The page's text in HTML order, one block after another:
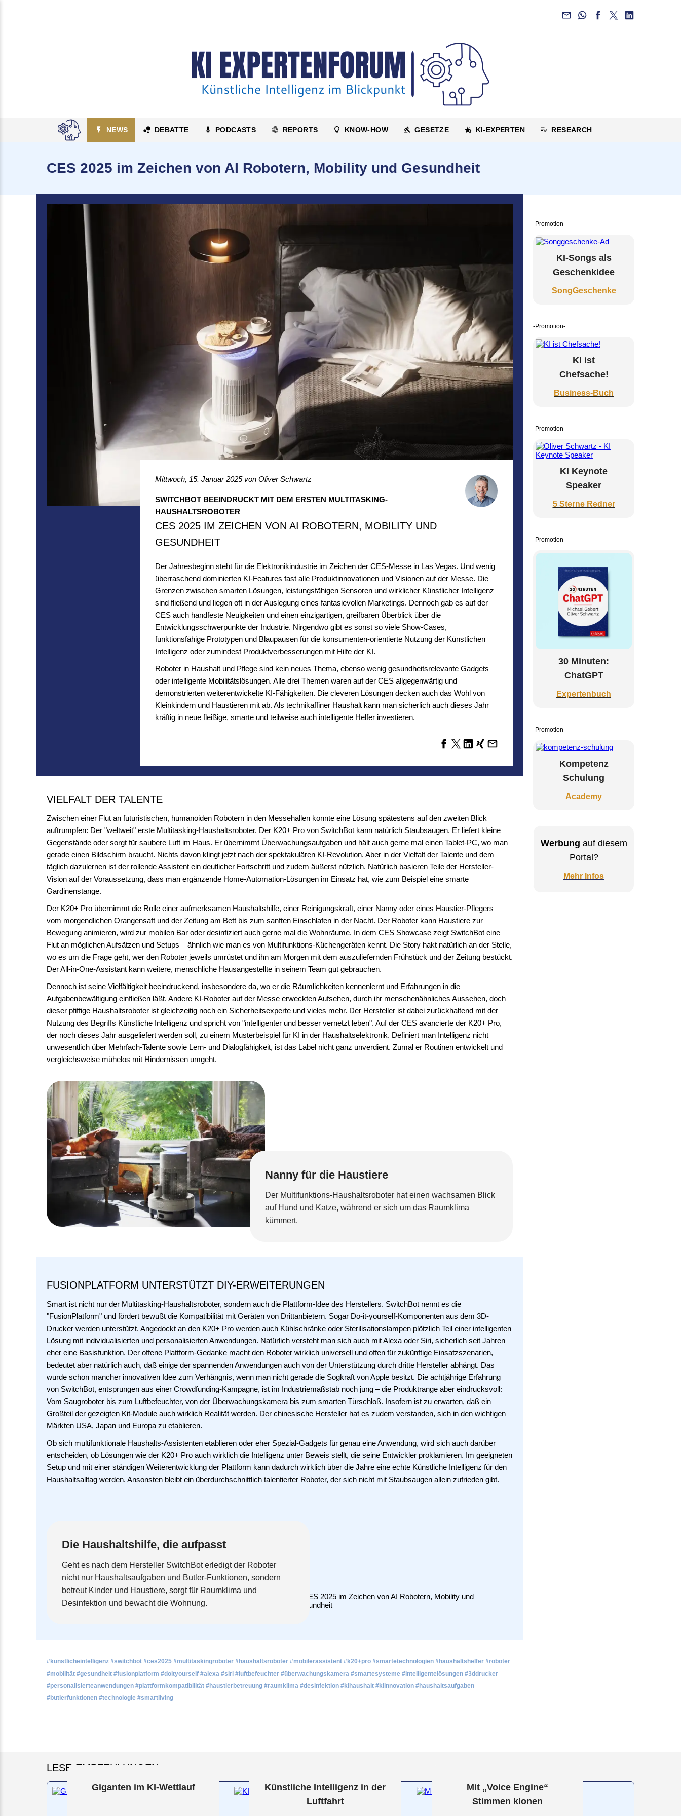
NEWS DEBATTE PODCASTS REPORTS KNOW-HOW GESETZE KI-EXPERTEN RESEARCH
CES 2025 im Zeichen von AI Robotern, Mobility und Gesundheit
Mittwoch, 15. Januar 2025 von Oliver Schwartz
SWITCHBOT BEEINDRUCKT MIT DEM ERSTEN MULTITASKING-
HAUSHALTSROBOTER
CES 2025 IM ZEICHEN VON AI ROBOTERN, MOBILITY UND
GESUNDHEIT
Der Jahresbeginn steht für die Elektronikindustrie im Zeichen der CES-Messe in Las Vegas. Und wenig
überraschend dominierten KI-Features fast alle Produktinnovationen und Visionen auf der Messe. Die
Grenzen zwischen smarten Lösungen, leistungsfähigen Sensoren und wirklicher Künstlicher Intelligenz
sind fließend und liegen oft in der Auslegung eines fantasievollen Marketings. Dennoch gab es auf der
CES auch handfeste Neuigkeiten und einen einzigartigen, greifbaren Überblick über die
Entwicklungsschwerpunkte der Industrie. Nirgendwo gibt es sonst so viele Show-Cases,
funktionsfähige Prototypen und Blaupausen für die konsumenten-orientierte Nutzung der Künstlichen
Intelligenz oder zumindest Produktverbesserungen mit Hilfe der KI.
Roboter in Haushalt und Pflege sind kein neues Thema, ebenso wenig gesundheitsrelevante Gadgets
oder intelligente Mobilitätslösungen. Alle drei Themen waren auf der CES allgegenwärtig und
demonstrierten weiterentwickelte KI-Fähigkeiten. Die cleveren Lösungen decken auch das Wohl von
Kleinkindern und Haustieren mit ab. Als technikaffiner Haushalt kann man sicherlich auch dieses Jahr
kräftig in neue fleißige, smarte und teilweise auch intelligente Helfer investieren.
VIELFALT DER TALENTE
Zwischen einer Flut an futuristischen, humanoiden Robotern in den Messehallen konnte eine Lösung spätestens auf den zweiten Blick
auftrumpfen: Der "weltweit" erste Multitasking-Haushaltsroboter. Der K20+ Pro von SwitchBot kann natürlich Staubsaugen. Er liefert kleine
Gegenstände oder sorgt für saubere Luft im Haus. Er übernimmt Überwachungsaufgaben und hält auch gerne mal einen Tablet-PC, wo man
gerade einen Bildschirm braucht. Nichts davon klingt jetzt nach der spektakulären KI-Revolution. Aber in der Vielfalt der Talente und dem
täglich dazulernen ist der rollende Assistent ein deutlicher Fortschritt und zudem äußerst nützlich. Natürlich basieren Teile der Hersteller-
Vision auf der Voraussetzung, dass man ergänzende Home-Automation-Lösungen im Einsatz hat, wie zum Beispiel eine smarte
Gardinenstange.
Der K20+ Pro übernimmt die Rolle einer aufmerksamen Haushaltshilfe, einer Reinigungskraft, einer Nanny oder eines Haustier-Pflegers –
vom morgendlichen Orangensaft und der Zeitung am Bett bis zum sanften Einschlafen in der Nacht. Der Roboter kann Haustiere zur
Bewegung animieren, wird zur mobilen Bar oder desinfiziert auch gerne mal die Wohnräume. In dem CES Showcase zeigt SwitchBot eine
Flut an möglichen Aufsätzen und Setups – ähnlich wie man es von Multifunktions-Küchengeräten kennt. Die Story hakt natürlich an der Stelle,
wo es um die Frage geht, wer den Roboter jeweils umrüstet und ihn am Morgen mit dem auszuliefernden Frühstück und der Zeitung bestückt.
Der All-in-One-Assistant kann weitere, menschliche Hausangestellte in seinem Team gut gebrauchen.
Dennoch ist seine Vielfältigkeit beeindruckend, insbesondere da, wo er die Räumlichkeiten kennenlernt und Erfahrungen in die
Aufgabenbewältigung einfließen läßt. Andere KI-Roboter auf der Messe erweckten Aufsehen, durch ihr menschenähnliches Aussehen, doch
dieser pfiffige Haushaltsroboter ist gleichzeitig noch ein Sicherheitsexperte und vieles mehr. Der Hersteller ist dabei zurückhaltend mit der
Nutzung des Begriffs Künstliche Intelligenz und spricht von "intelligenter und besser vernetzt leben". Auf der CES avancierte der K20+ Pro,
der noch dieses Jahr ausgeliefert werden soll, zu einem Musterbeispiel für KI in der Haushaltselektronik. Definiert man Intelligenz nicht
unwesentlich über Mehrfach-Talente sowie Lern- und Dialogfähigkeit, ist das Label nicht ganz unverdient. Zumal er Routinen entwickelt und
vergleichsweise mühelos mit Hindernissen umgeht.
Nanny für die Haustiere
Der Multifunktions-Haushaltsroboter hat einen wachsamen Blick
auf Hund und Katze, während er sich um das Raumklima
kümmert.
FUSIONPLATFORM UNTERSTÜTZT DIY-ERWEITERUNGEN
Smart ist nicht nur der Multitasking-Haushaltsroboter, sondern auch die Plattform-Idee des Herstellers. SwitchBot nennt es die
"FusionPlatform" und fördert bewußt die Kompatibilität mit Geräten von Drittanbietern. Sogar Do-it-yourself-Komponenten aus dem 3D-
Drucker werden unterstützt. Angedockt an den K20+ Pro werden auch Kühlschränke oder Sterilisationslampen plötzlich Teil einer intelligenten
Lösung mit individualisierten und personalisierten Anwendungen. Natürlich versteht man sich auch mit Alexa oder Siri, sicherlich seit Jahren
eher eine Basisfunktion. Der offene Plattform-Gedanke macht den Roboter wirklich universell und offen für zukünftige Einsatzszenarien,
bedeutet aber natürlich auch, daß einige der spannenden Anwendungen auch von der Unterstützung durch dritte Hersteller abhängt. Das
wurde schon mancher innovativen Idee zum Verhängnis, wenn man nicht gerade die Sogkraft von Apple besitzt. Die achtjährige Erfahrung
von SwitchBot, entsprungen aus einer Crowdfunding-Kampagne, ist im Industriemaßstab noch jung – die Produktrange aber eindrucksvoll:
Vom Saugroboter bis zum Luftbefeuchter, von der Überwachungskamera bis zum smarten Türschloß. Insofern ist zu erwarten, daß ein
Großteil der gezeigten Kit-Module auch wirklich Realität werden. Der chinesische Hersteller hat es zudem verstanden, sich in den wichtigen
Märkten USA, Japan und Europa zu etablieren.
Ob sich multifunktionale Haushalts-Assistenten etablieren oder eher Spezial-Gadgets für genau eine Anwendung, wird sich auch darüber
entscheiden, ob Lösungen wie der K20+ Pro auch wirklich die Intelligenz unter Beweis stellt, die seine Entwickler proklamieren. Im geeigneten
Setup und mit einer ständigen Weiterentwicklung der Plattform kann dadurch wirklich über die Jahre eine echte Künstliche Intelligenz für den
Haushaltsalltag werden. Ansonsten bleibt ein überdurchschnittlich talentierter Roboter, der sich nicht mit Staubsaugen allein zufrieden gibt.
Die Haushaltshilfe, die aufpasst
Geht es nach dem Hersteller SwitchBot erledigt der Roboter
nicht nur Haushaltsaufgaben und Butler-Funktionen, sondern
betreut Kinder und Haustiere, sorgt für Raumklima und
Desinfektion und bewacht die Wohnung.
#künstlicheintelligenz #switchbot #ces2025 #multitaskingroboter #haushaltsroboter #mobilerassistent #k20+pro #smartetechnologien #haushaltshelfer #roboter
#mobilität #gesundheit #fusionplatform #doityourself #alexa #siri #luftbefeuchter #überwachungskamera #smartesysteme #intelligentelösungen #3ddrucker
#personalisierteanwendungen #plattformkompatibilität #haustierbetreuung #raumklima #desinfektion #kihaushalt #kiinnovation #haushaltsaufgaben
#butlerfunktionen #technologie #smartliving
-Promotion-
KI-Songs als
Geschenkidee
SongGeschenke
-Promotion-
KI ist
Chefsache!
Business-Buch
-Promotion-
KI Keynote
Speaker
5 Sterne Redner
-Promotion-
30 Minuten:
ChatGPT
Expertenbuch
-Promotion-
Kompetenz
Schulung
Academy
Werbung auf diesem
Portal?
Mehr Infos
LESE-EMPFEHLUNGEN
Giganten im KI-Wettlauf
Künstliche Intelligenz in der
Luftfahrt
Mit „Voice Engine“
Stimmen klonen